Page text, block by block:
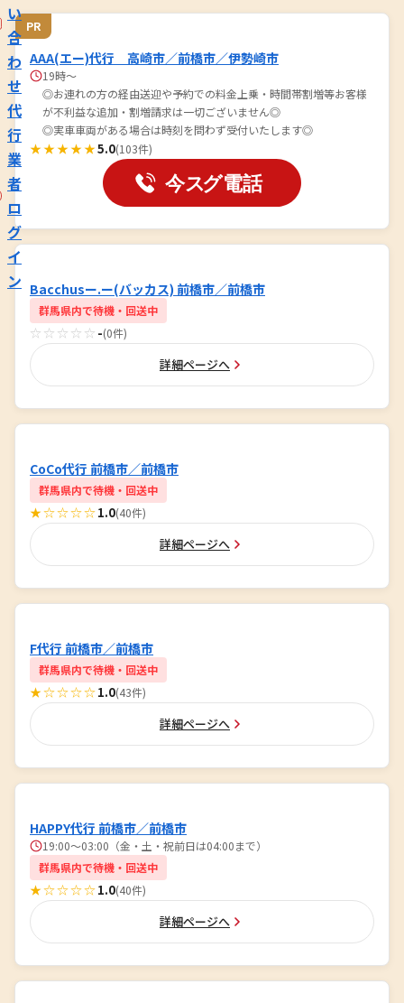
い
合
わ
せ
代
行
業
者
ロ
グ
イ
ン
PR
AAA(エー)代行 高崎市／前橋市／伊勢崎市
19時～
◎お連れの方の経由送迎や予約での料金上乗・時間帯割増等お客様
が不利益な追加・割増請求は一切ございません◎
◎実車車両がある場合は時刻を問わず受付いたします◎
★★★★★5.0(103件)
Bacchusー.ー(バッカス) 前橋市／前橋市
群馬県内で待機・回送中
☆☆☆☆☆ -(0件)
詳細ページへ
CoCo代行 前橋市／前橋市
群馬県内で待機・回送中
★☆☆☆☆1.0(40件)
詳細ページへ
F代行 前橋市／前橋市
群馬県内で待機・回送中
★☆☆☆☆1.0(43件)
詳細ページへ
HAPPY代行 前橋市／前橋市
19:00～03:00（金・土・祝前日は04:00まで）
群馬県内で待機・回送中
★☆☆☆☆1.0(40件)
詳細ページへ